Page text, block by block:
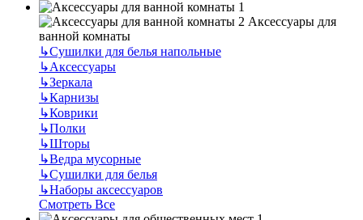
Аксессуары для
ванной комнаты
↳Сушилки для белья напольные
↳Аксессуары
↳Зеркала
↳Карнизы
↳Коврики
↳Полки
↳Шторы
↳Ведра мусорные
↳Сушилки для белья
↳Наборы аксессуаров
Смотреть Все